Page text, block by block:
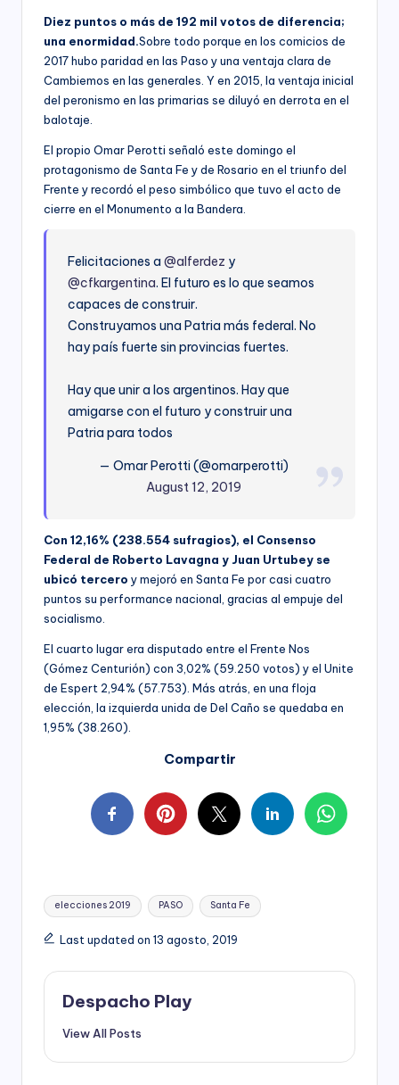
Diez puntos o más de 192 mil votos de diferencia;
una enormidad.Sobre todo porque en los comicios de
2017 hubo paridad en las Paso y una ventaja clara de
Cambiemos en las generales. Y en 2015, la ventaja inicial
del peronismo en las primarias se diluyó en derrota en el
balotaje.
El propio Omar Perotti señaló este domingo el
protagonismo de Santa Fe y de Rosario en el triunfo del
Frente y recordó el peso simbólico que tuvo el acto de
cierre en el Monumento a la Bandera.
Felicitaciones a@alferdez y
@cfkargentina. El futuro es lo que seamos
capaces de construir.
Construyamos una Patria más federal. No
hay país fuerte sin provincias fuertes.
Hay que unir a los argentinos. Hay que
amigarse con el futuro y construir una
Patria para todos
— Omar Perotti (@omarperotti)
August 12, 2019
Con 12,16% (238.554 sufragios), el Consenso
Federal de Roberto Lavagna y Juan Urtubey se
ubicó tercero y mejoró en Santa Fe por casi cuatro
puntos su performance nacional, gracias al empuje del
socialismo.
El cuarto lugar era disputado entre el Frente Nos
(Gómez Centurión) con 3,02% (59.250 votos) y el Unite
de Espert 2,94% (57.753). Más atrás, en una floja
elección, la izquierda unida de Del Caño se quedaba en
1,95% (38.260).
Compartir
Tags:
elecciones 2019 PASO Santa Fe
Last updated on 13 agosto, 2019
Despacho Play
View All Posts